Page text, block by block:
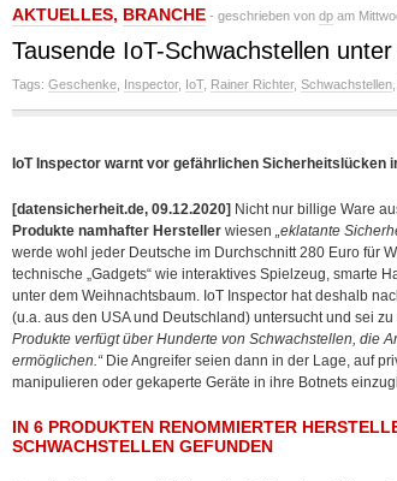
AKTUELLES, BRANCHE - geschrieben von dp am
Tausende IoT-Schwachstellen
Tags: Geschenke Inspector, IoT, Rainer Richter, Schwachstellen
IoT Inspector warnt vor gefährlichen Sicherheitslücken
[datensicherheit.de, 09.12.2020] Nicht nur billige Ware
Produkte namhafter Hersteller wiesen „eklatante
werde wohl jeder Deutsche im Durchschnitt 280 Euro für
technische „Gadgets“ wie interaktives Spielzeug, smarte
unter dem Weihnachtsbaum. IoT Inspector hat deshalb
(u.a. aus den USA und Deutschland) untersucht und sei
Produkte verfügt über Hunderte von Schwachstellen, die
ermöglichen.“Die Angreifer seien dann in der Lage, auf
manipulieren oder gekaperte Geräte in ihre Botnets
IN 6 PRODUKTEN RENOMMIERTER
SCHWACHSTELLEN GEFUNDEN